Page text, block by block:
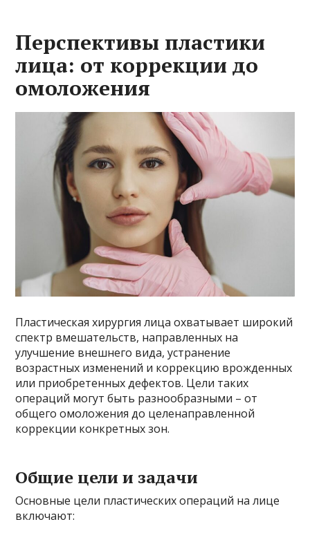
Перспективы пластики
лица: от коррекции до
омоложения
Пластическая хирургия лица охватывает широкий
спектр вмешательств, направленных на
улучшение внешнего вида, устранение
возрастных изменений и коррекцию врожденных
или приобретенных дефектов. Цели таких
операций могут быть разнообразными – от
общего омоложения до целенаправленной
коррекции конкретных зон.
Общие цели и задачи
Основные цели пластических операций на лице
включают: